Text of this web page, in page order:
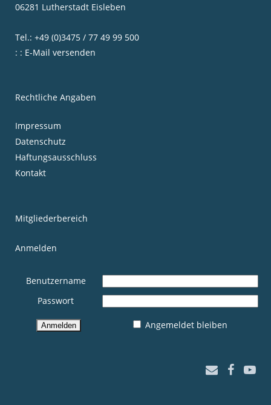
06281 Lutherstadt Eisleben
Tel.: +49 (0)3475 / 77 49 99 500
: : E-Mail versenden
Rechtliche Angaben
Impressum
Datenschutz
Haftungsausschluss
Kontakt
Mitgliederbereich
Anmelden
Benutzername
Passwort
Angemeldet bleiben